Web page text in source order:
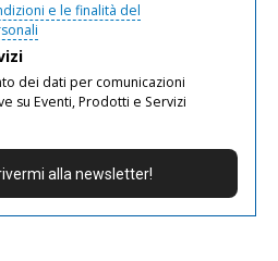
e le finalità del
dei dati per comunicazioni
su Eventi, Prodotti e Servizi